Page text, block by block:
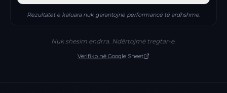
Rezultatet e kaluara nuk garantojnë performancë të ardhshme.
Nuk shesim ëndrra. Ndërtojmë tregtar-ë.
Verifiko në Google Sheet